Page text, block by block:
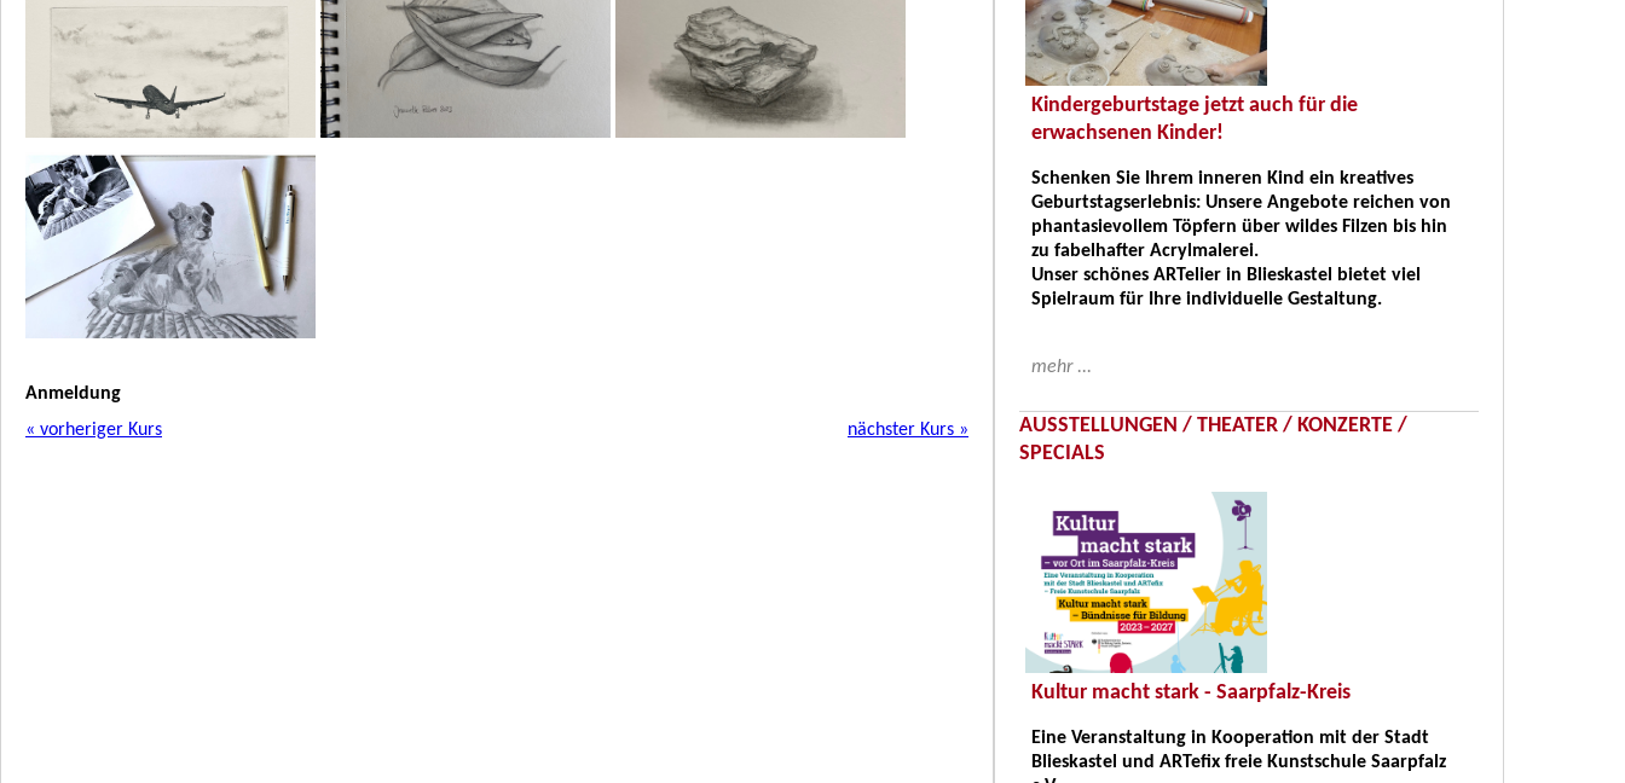
Anmeldung
« vorheriger Kurs
nächster Kurs »
Kindergeburtstage jetzt auch für die
erwachsenen Kinder!
Schenken Sie Ihrem inneren Kind ein kreatives
Geburtstagserlebnis: Unsere Angebote reichen von
phantasievollem Töpfern über wildes Filzen bis hin
zu fabelhafter Acrylmalerei.
Unser schönes ARTelier in Blieskastel bietet viel
Spielraum für Ihre individuelle Gestaltung.
mehr ...
AUSSTELLUNGEN / THEATER / KONZERTE /
SPECIALS
Kultur macht stark - Saarpfalz-Kreis
Eine Veranstaltung in Kooperation mit der Stadt
Blieskastel und ARTefix freie Kunstschule Saarpfalz